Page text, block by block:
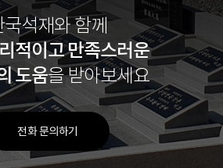
국석재와 함께
적이고만족스러운
도움을 받아보세요
전화 문의하기